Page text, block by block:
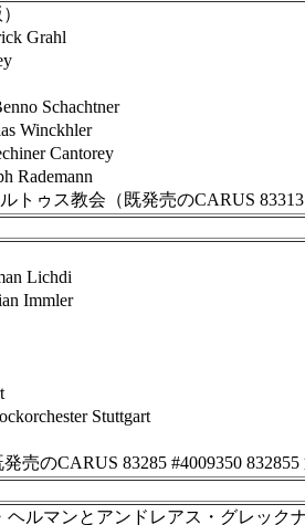
Grahl
Schachtner
Winckhler
Cantorey
教会（既発売のCARUS 83313
Lichdi
Immler
Stuttgart
CARUS 83285 #4009350 832855
マンとアンドレアス・グレックナ